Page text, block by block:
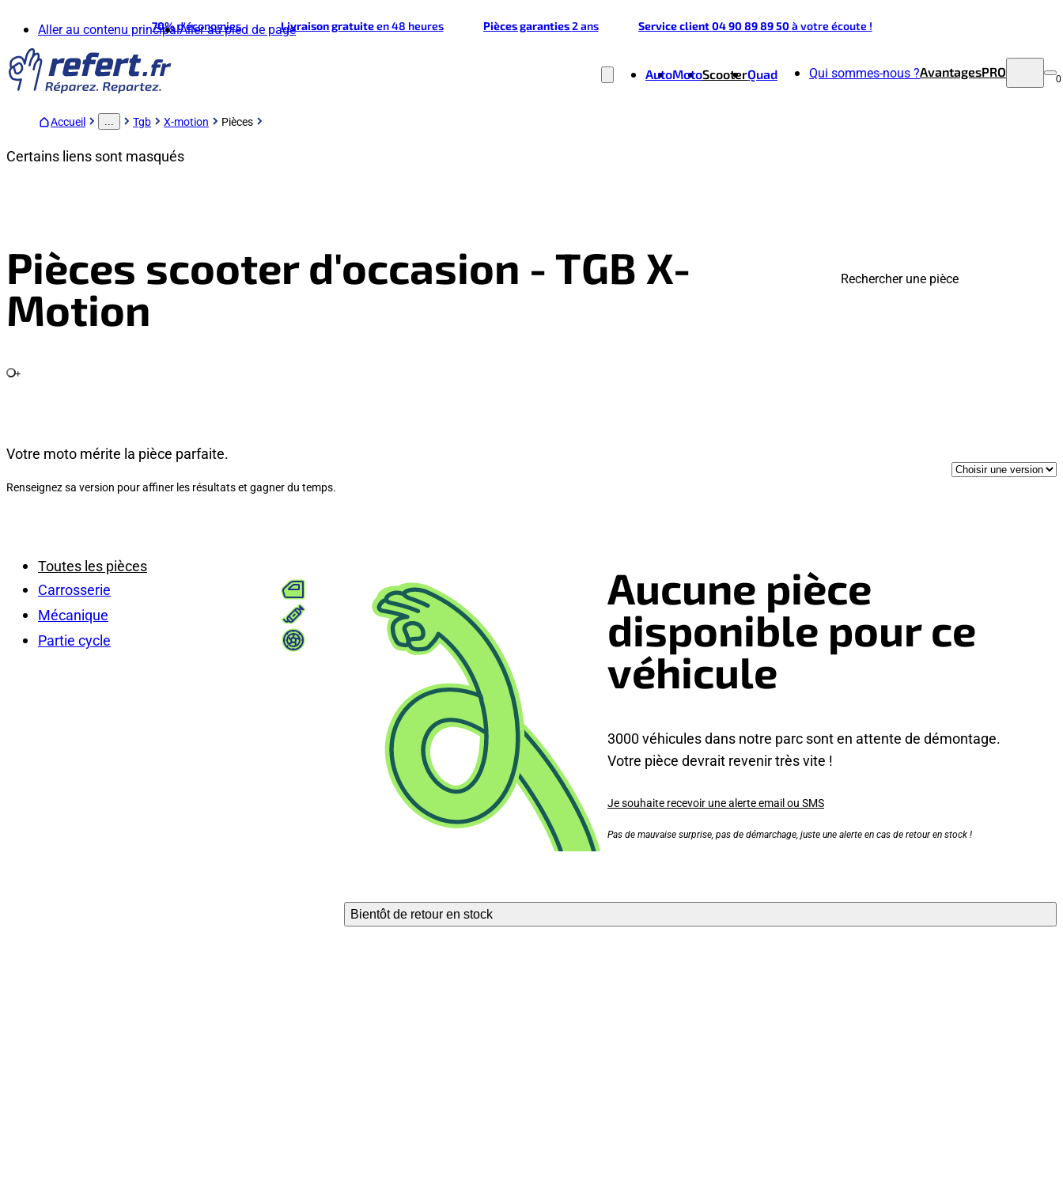
Aller au contenu principalAller au pied de page
70%d'économies Livraison gratuiteen 48 heures Pièces garanties2 ans Service client 04 90 89 89 50à votre écoute !
AutoMotoScooterQuad Qui sommes-nous ?AvantagesPRO 0
Accueil ... Tgb X-motion Pièces
Certains liens sont masqués
Pièces scooter d'occasion - TGB X-
Motion
+
Rechercher une pièce
Votre moto mérite la pièce parfaite.
Renseignez sa version pour affiner les résultats et gagner du temps.
Toutes les pièces
Carrosserie
Mécanique
Partie cycle
Aucune pièce
disponible pour ce
véhicule
3000 véhicules dans notre parc sont en attente de démontage.
Votre pièce devrait revenir très vite !
Je souhaite recevoir une alerte email ou SMS
Pas de mauvaise surprise, pas de démarchage, juste une alerte en cas de retour en stock !
Bientôt de retour en stock